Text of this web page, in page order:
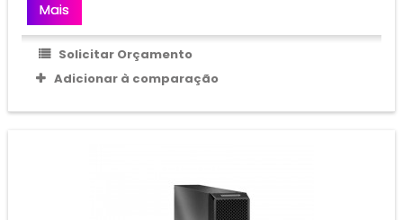
Mais
Solicitar Orçamento
Adicionar à comparação